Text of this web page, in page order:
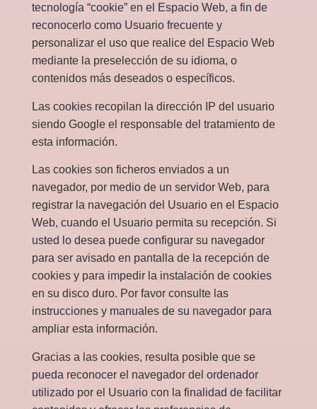
tecnología “cookie” en el Espacio Web, a fin de
reconocerlo como Usuario frecuente y
personalizar el uso que realice del Espacio Web
mediante la preselección de su idioma, o
contenidos más deseados o específicos.
Las cookies recopilan la dirección IP del usuario
siendo Google el responsable del tratamiento de
esta información.
Las cookies son ficheros enviados a un
navegador, por medio de un servidor Web, para
registrar la navegación del Usuario en el Espacio
Web, cuando el Usuario permita su recepción. Si
usted lo desea puede configurar su navegador
para ser avisado en pantalla de la recepción de
cookies y para impedir la instalación de cookies
en su disco duro. Por favor consulte las
instrucciones y manuales de su navegador para
ampliar esta información.
Gracias a las cookies, resulta posible que se
pueda reconocer el navegador del ordenador
utilizado por el Usuario con la finalidad de facilitar